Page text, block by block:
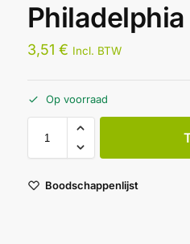
3,51 € Incl. BTW
Op voorraad
Boodschappenlijst